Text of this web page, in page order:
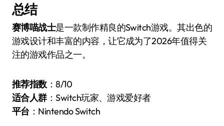
总结
赛博喵战士是一款制作精良的Switch游戏。其出色的
游戏设计和丰富的内容，让它成为了2026年值得关
注的游戏作品之一。
推荐指数：8/10
适合人群：Switch玩家、游戏爱好者
平台 ：Nintendo Switch